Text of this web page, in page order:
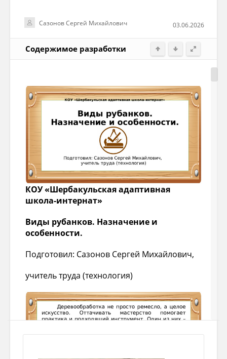
Сазонов Сергей Михайлович 03.06.2026
Содержимое разработки
КОУ «Шербакульская адаптивная
школа-интернат»
Виды рубанков. Назначение и
особенности.
Подготовил: Сазонов Сергей Михайлович,
учитель труда (технология)